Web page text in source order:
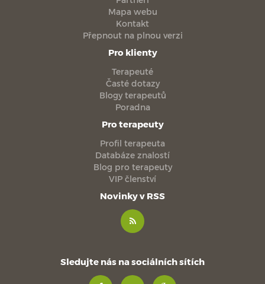
Mapa webu
Kontakt
Přepnout na plnou verzi
Pro klienty
Terapeuté
Časté dotazy
Blogy terapeutů
Poradna
Pro terapeuty
Profil terapeuta
Databáze znalostí
Blog pro terapeuty
VIP členství
Novinky v RSS
Sledujte nás na sociálních sítích